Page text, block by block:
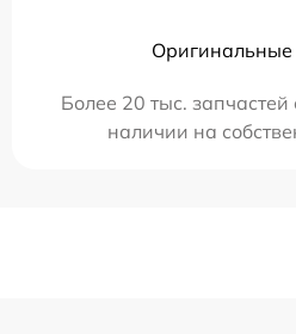
Оригинальные
Более 20 тыс. запчастей
наличии на